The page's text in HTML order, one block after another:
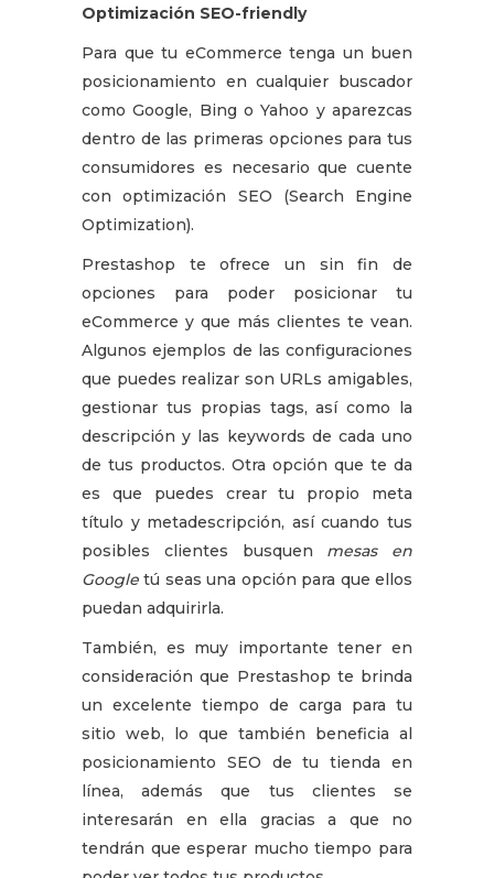
Optimización SEO-friendly
Para que tu eCommerce tenga un buen
posicionamiento en cualquier buscador
como Google, Bing o Yahoo y aparezcas
dentro de las primeras opciones para tus
consumidores es necesario que cuente
con optimización SEO (Search Engine
Optimization).
Prestashop te ofrece un sin fin de
opciones para poder posicionar tu
eCommerce y que más clientes te vean.
Algunos ejemplos de las configuraciones
que puedes realizar son URLs amigables,
gestionar tus propias tags, así como la
descripción y las keywords de cada uno
de tus productos. Otra opción que te da
es que puedes crear tu propio meta
título y metadescripción, así cuando tus
posibles clientes busquen mesas en
Googletú seas una opción para que ellos
puedan adquirirla.
También, es muy importante tener en
consideración que Prestashop te brinda
un excelente tiempo de carga para tu
sitio web, lo que también beneficia al
posicionamiento SEO de tu tienda en
línea, además que tus clientes se
interesarán en ella gracias a que no
tendrán que esperar mucho tiempo para